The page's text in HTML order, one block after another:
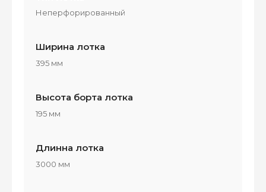
Неперфорированный
Ширина лотка
395 мм
Высота борта лотка
195 мм
Длинна лотка
3000 мм